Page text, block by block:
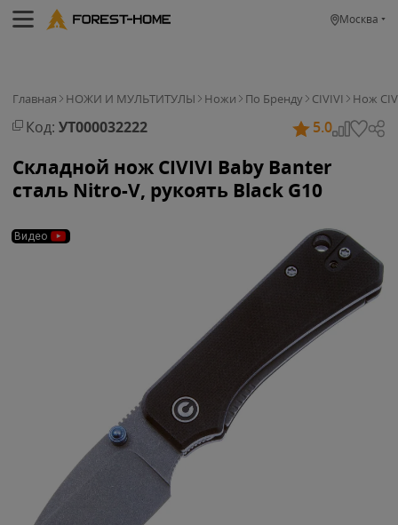
Москва
Главная НОЖИ И МУЛЬТИТУЛЫ Ножи По Бренду CIVIVI Нож
Код: УТ000032222 5.0
Складной нож CIVIVI Baby Banter
сталь Nitro-V, рукоять Black G10
Видео